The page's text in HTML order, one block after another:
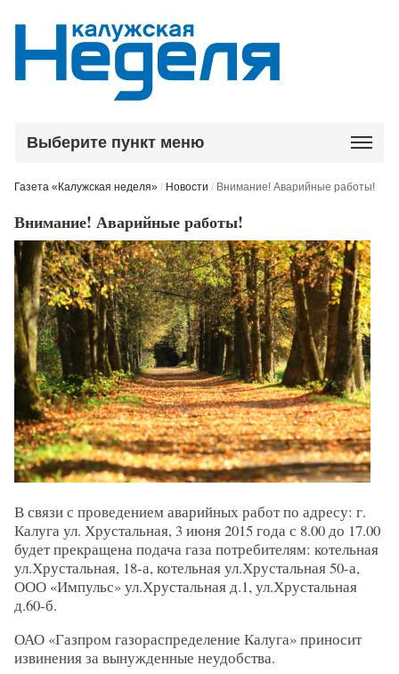
Выберите пункт меню
Газета «Калужская неделя» / Новости / Внимание! Аварийные работы!
Внимание! Аварийные работы!
В связи с проведением аварийных работ по адресу: г.
Калуга ул. Хрустальная, 3 июня 2015 года с 8.00 до 17.00
будет прекращена подача газа потребителям: котельная
ул.Хрустальная, 18-а, котельная ул.Хрустальная 50-а,
ООО «Импульс» ул.Хрустальная д.1, ул.Хрустальная
д.60-б.
ОАО «Газпром газораспределение Калуга» приносит
извинения за вынужденные неудобства.